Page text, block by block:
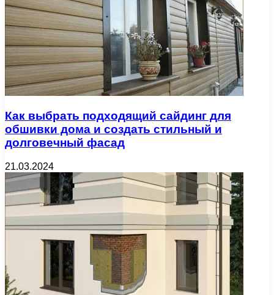
Как выбрать подходящий сайдинг для
обшивки дома и создать стильный и
долговечный фасад
21.03.2024